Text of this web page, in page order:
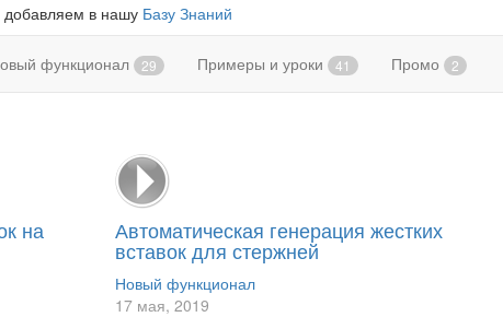
в нашу Базу Знаний
функционал 29 Примеры и уроки 41 Промо 2
на Автоматическая генерация жестких
вставок для стержней
Новый функционал
17 мая, 2019